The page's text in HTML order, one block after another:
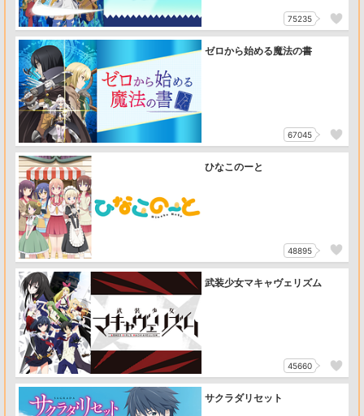
75235
ゼロから始める魔法の書
67045
ひなこのーと
48895
武装少女マキャヴェリズム
45660
サクラダリセット